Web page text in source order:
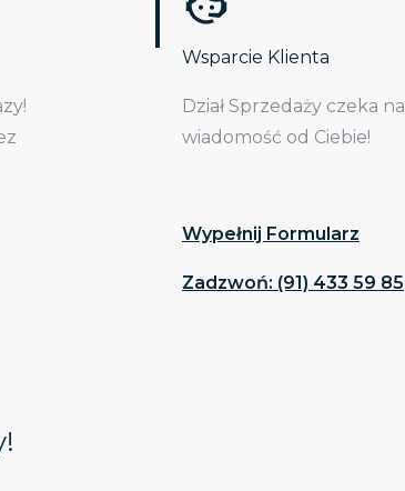
Wsparcie Klienta
Dział Sprzedaży czeka na
wiadomość od Ciebie!
Wypełnij Formularz
Zadzwoń: (91) 433 59 85